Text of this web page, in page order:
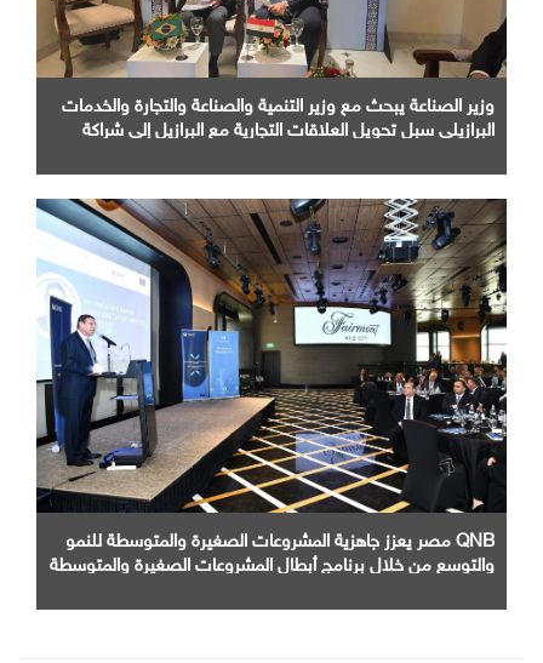
وزير الصناعة يبحث مع وزير التنمية والصناعة والتجارة والخدمات
البرازيلي سبل تحويل العلاقات التجارية مع البرازيل إلى شراكة
QNB مصر يعزز جاهزية المشروعات الصغيرة والمتوسطة للنمو
والتوسع من خلال برنامج أبطال المشروعات الصغيرة والمتوسطة